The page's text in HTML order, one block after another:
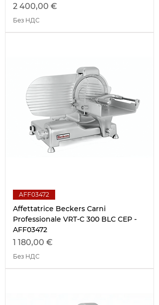
Цена
2 400,00 €
Без НДС
AFF03472
Affettatrice Beckers Carni
Professionale VRT-C 300 BLC CEP -
AFF03472
Цена
1 180,00 €
Без НДС